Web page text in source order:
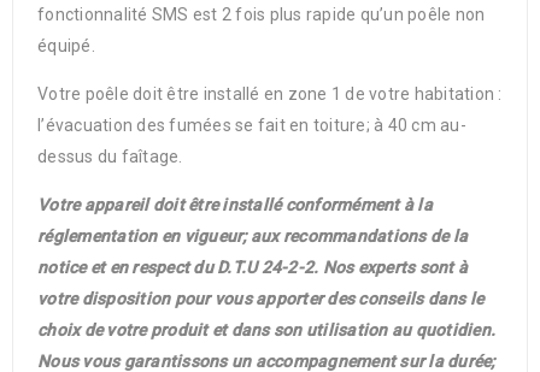
fonctionnalité SMS est 2 fois plus rapide qu’un poêle non
équipé.
Votre poêle doit être installé en zone 1 de votre habitation :
l’évacuation des fumées se fait en toiture; à 40 cm au-
dessus du faîtage.
Votre appareil doit être installé conformément à la
réglementation en vigueur; aux recommandations de la
notice et en respect du D.T.U 24-2-2. Nos experts sont à
votre disposition pour vous apporter des conseils dans le
choix de votre produit et dans son utilisation au quotidien.
Nous vous garantissons un accompagnement sur la durée;